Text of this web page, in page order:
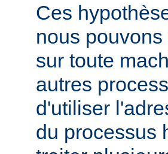
Ces
nous
sur toute
autres
d'utiliser
du processus